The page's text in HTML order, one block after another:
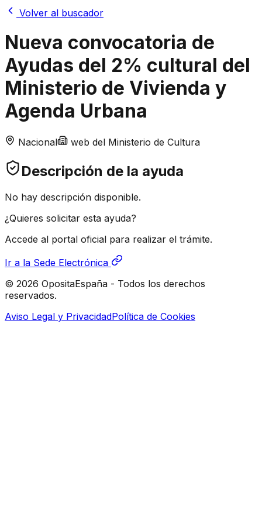
Volver al buscador
Nueva convocatoria de
Ayudas del 2% cultural del
Ministerio de Vivienda y
Agenda Urbana
Nacional web del Ministerio de Cultura
Descripción de la ayuda
No hay descripción disponible.
¿Quieres solicitar esta ayuda?
Accede al portal oficial para realizar el trámite.
Ir a la Sede Electrónica
© 2026 OpositaEspaña - Todos los derechos
reservados.
Aviso Legal y PrivacidadPolítica de Cookies